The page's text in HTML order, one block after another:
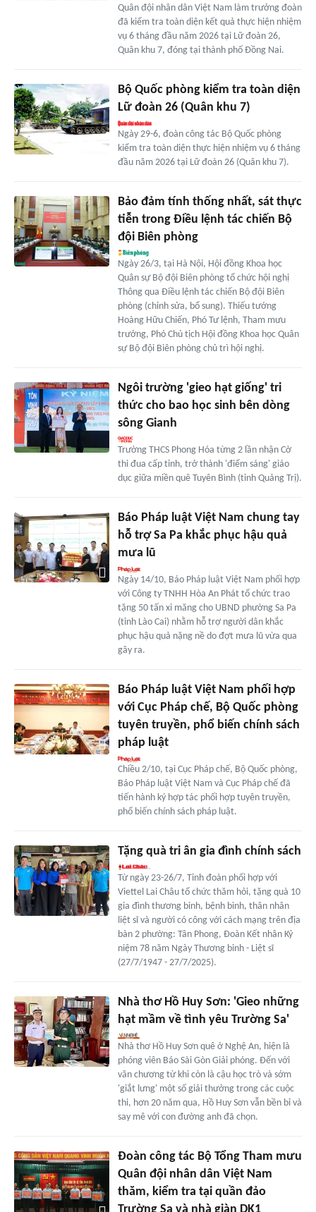
Quân đội nhân dân Việt Nam làm trưởng đoàn
đã kiểm tra toàn diện kết quả thực hiện nhiệm
vụ 6 tháng đầu năm 2026 tại Lữ đoàn 26,
Quân khu 7, đóng tại thành phố Đồng Nai.
Bộ Quốc phòng kiểm tra toàn diện
Lữ đoàn 26 (Quân khu 7)
Ngày 29-6, đoàn công tác Bộ Quốc phòng
kiểm tra toàn diện thực hiện nhiệm vụ 6 tháng
đầu năm 2026 tại Lữ đoàn 26 (Quân khu 7).
Bảo đảm tính thống nhất, sát thực
tiễn trong Điều lệnh tác chiến Bộ
đội Biên phòng
Ngày 26/3, tại Hà Nội, Hội đồng Khoa học
Quân sự Bộ đội Biên phòng tổ chức hội nghị
Thông qua Điều lệnh tác chiến Bộ đội Biên
phòng (chỉnh sửa, bổ sung). Thiếu tướng
Hoàng Hữu Chiến, Phó Tư lệnh, Tham mưu
trưởng, Phó Chủ tịch Hội đồng Khoa học Quân
sự Bộ đội Biên phòng chủ trì hội nghị.
Ngôi trường 'gieo hạt giống' tri
thức cho bao học sinh bên dòng
sông Gianh
Trường THCS Phong Hóa từng 2 lần nhận Cờ
thi đua cấp tỉnh, trở thành 'điểm sáng' giáo
dục giữa miền quê Tuyên Bình (tỉnh Quảng Trị).
Báo Pháp luật Việt Nam chung tay
hỗ trợ Sa Pa khắc phục hậu quả
mưa lũ
Ngày 14/10, Báo Pháp luật Việt Nam phối hợp
với Công ty TNHH Hòa An Phát tổ chức trao
tặng 50 tấn xi măng cho UBND phường Sa Pa
(tỉnh Lào Cai) nhằm hỗ trợ người dân khắc
phục hậu quả nặng nề do đợt mưa lũ vừa qua
gây ra.
Báo Pháp luật Việt Nam phối hợp
với Cục Pháp chế, Bộ Quốc phòng
tuyên truyền, phổ biến chính sách
pháp luật
Chiều 2/10, tại Cục Pháp chế, Bộ Quốc phòng,
Báo Pháp luật Việt Nam và Cục Pháp chế đã
tiến hành ký hợp tác phối hợp tuyên truyền,
phổ biến chính sách pháp luật.
Tặng quà tri ân gia đình chính sách
Từ ngày 23-26/7, Tỉnh đoàn phối hợp với
Viettel Lai Châu tổ chức thăm hỏi, tặng quà 10
gia đình thương binh, bệnh binh, thân nhân
liệt sĩ và người có công với cách mạng trên địa
bàn 2 phường: Tân Phong, Đoàn Kết nhân Kỷ
niệm 78 năm Ngày Thương binh - Liệt sĩ
(27/7/1947 - 27/7/2025).
Nhà thơ Hồ Huy Sơn: 'Gieo những
hạt mầm về tình yêu Trường Sa'
Nhà thơ Hồ Huy Sơn quê ở Nghệ An, hiện là
phóng viên Báo Sài Gòn Giải phóng. Đến với
văn chương từ khi còn là cậu học trò và sớm
'giắt lưng' một số giải thưởng trong các cuộc
thi, hơn 20 năm qua, Hồ Huy Sơn vẫn bền bỉ và
say mê với con đường anh đã chọn.
Đoàn công tác Bộ Tổng Tham mưu
Quân đội nhân dân Việt Nam
thăm, kiểm tra tại quần đảo
Trường Sa và nhà giàn DK1